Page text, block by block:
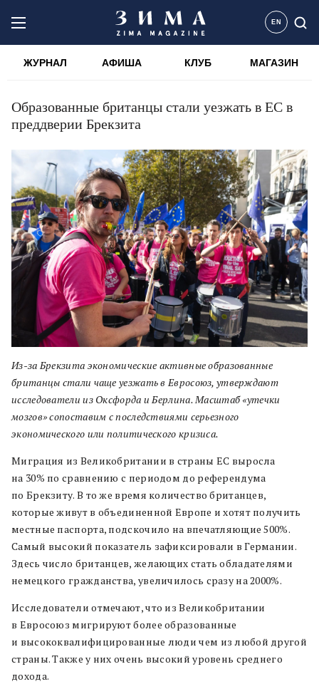
EN
ЖУРНАЛ АФИША КЛУБ МАГАЗИН
Образованные британцы стали уезжать в ЕС в
преддверии Брекзита
Из-за Брекзита экономические активные образованные
британцы стали чаще уезжать в Евросоюз, утверждают
исследователи из Оксфорда и Берлина. Масштаб «утечки
мозгов» сопоставим с последствиями серьезного
экономического или политического кризиса.
Миграция из Великобритании в страны ЕС выросла
на 30% по сравнению с периодом до референдума
по Брекзиту. В то же время количество британцев,
которые живут в объединенной Европе и хотят получить
местные паспорта, подскочило на впечатляющие 500%.
Самый высокий показатель зафиксировали в Германии.
Здесь число британцев, желающих стать обладателями
немецкого гражданства, увеличилось сразу на 2000%.
Исследователи отмечают, что из Великобритании
в Евросоюз мигрируют более образованные
и высококвалифицированные люди чем из любой другой
страны. Также у них очень высокий уровень среднего
дохода.